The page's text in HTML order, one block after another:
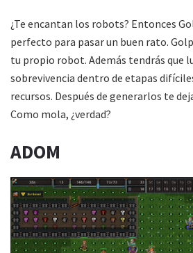
¿Te encantan los robots? Entonces
perfecto para pasar un buen rato.
tu propio robot. Además tendrás que
sobrevivencia dentro de etapas
recursos. Después de generarlos te
Como mola, ¿verdad?
ADOM